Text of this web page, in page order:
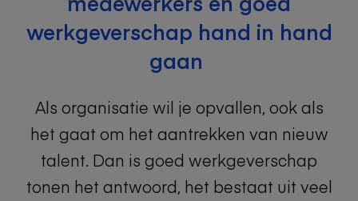
werkgeverschap hand in hand
gaan
Als organisatie wil je opvallen, ook als
het gaat om het aantrekken van nieuw
talent. Dan is goed werkgeverschap
tonen het antwoord, het bestaat uit veel